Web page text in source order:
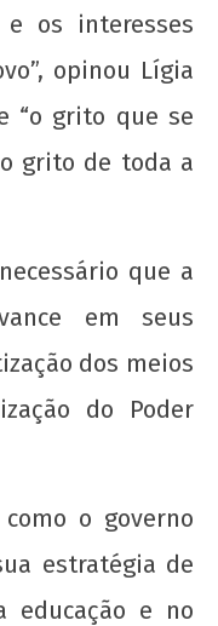
ao povo
dos EUA
os interesses
opinou Lígia
“o grito que se
grito de toda a
que a
em seus
dos meios
do Poder
o governo
estratégia de
educação e no